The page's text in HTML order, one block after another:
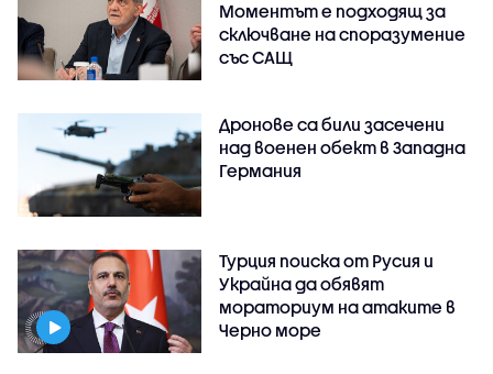
Моментът е подходящ за
сключване на споразумение
със САЩ
Дронове са били засечени
над военен обект в Западна
Германия
Турция поиска от Русия и
Украйна да обявят
мораториум на атаките в
Черно море